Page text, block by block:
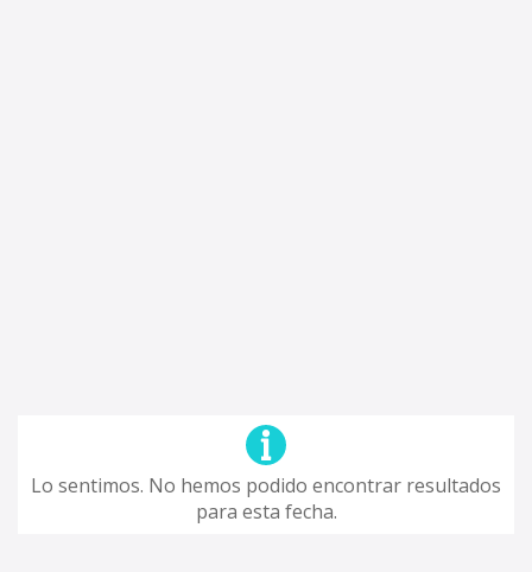
Lo sentimos. No hemos podido encontrar resultados
para esta fecha.